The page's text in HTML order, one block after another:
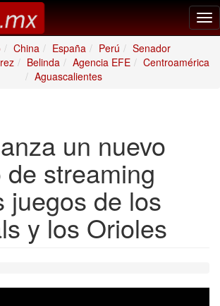
China España Perú
Senador
Belinda Agencia EFE
Centroamérica
Aguascalientes
un nuevo
streaming
juegos de los
y los Orioles